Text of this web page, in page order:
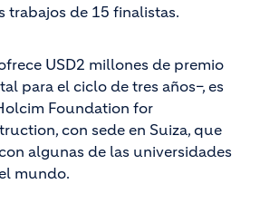
trabajos de 15 finalistas.
USD2 millones de premio
para el ciclo de tres años–, es
Foundation for
con sede en Suiza, que
algunas de las universidades
mundo.